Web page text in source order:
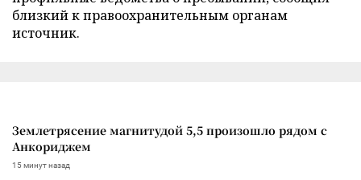
близкий к правоохранительным органам
источник.
Землетрясение магнитудой 5,5 произошло рядом с
Анкориджем
15 минут назад